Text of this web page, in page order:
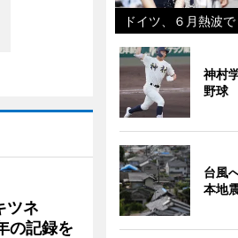
ツネ
の記録を
ドイツ、６月熱波
神村
野球
台風
本地